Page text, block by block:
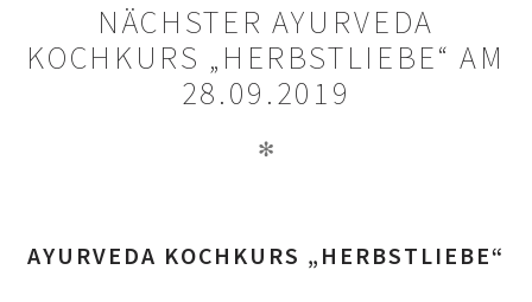
NÄCHSTER AYURVEDA
KOCHKURS „HERBSTLIEBE“ AM
28.09.2019
✻
AYURVEDA KOCHKURS „HERBSTLIEBE“